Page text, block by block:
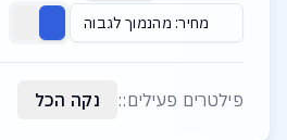
מחיר: מהנמוך לגבוה
פילטרים פעילים:: נקה הכל